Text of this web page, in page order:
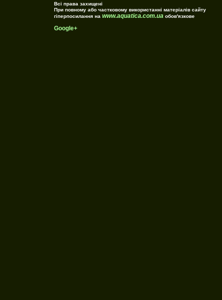
Всі права захищені
При повному або частковому використанні матеріалів сайту
гіперпосилання на www.aquatica.com.ua обов'язкове
Google+